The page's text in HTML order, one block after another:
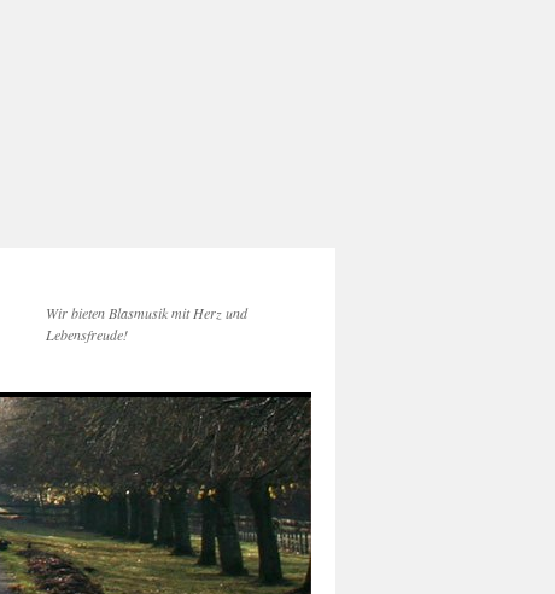
Wir bieten Blasmusik mit Herz und
Lebensfreude!